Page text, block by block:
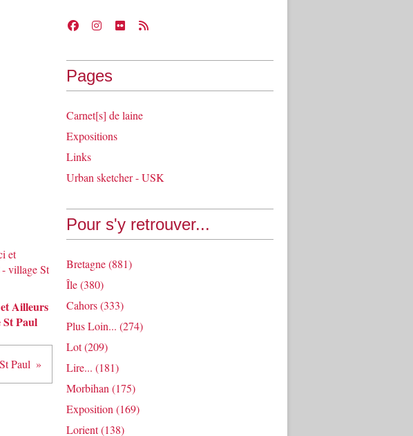
Ailleurs
St Paul
Paul
Pages
Carnet[s] de laine
Expositions
Links
Urban sketcher - USK
Pour s'y retrouver...
Bretagne(881)
Île(380)
Cahors(333)
Plus Loin... (274)
Lot(209)
Lire... (181)
Morbihan (175)
Exposition (169)
Lorient(138)